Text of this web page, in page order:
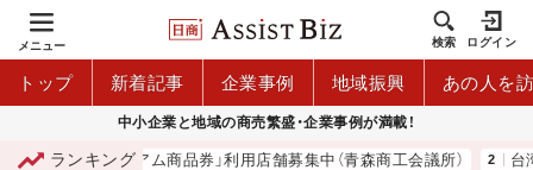
メニュー 検索 ログイン
トップ 新着記事 企業事例 地域振興 あの人を
中小企業と地域の商売繁盛・企業事例が満載！
ランキング
「青森市プレミアム商品券」利用店舗募集中（青森商工会議所） 台湾2